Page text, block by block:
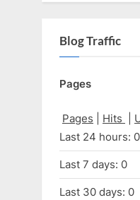
Blog Traffic
Pages
Pages Hits
Last 24 hours: 0
Last 7 days: 0
Last 30 days: 0